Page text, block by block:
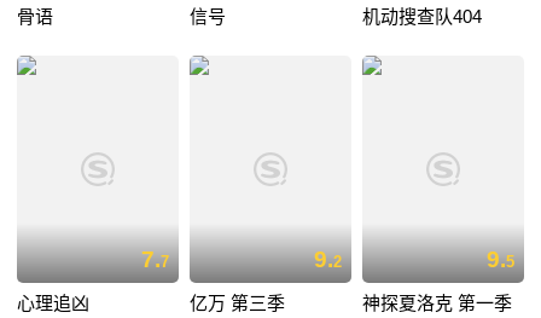
骨语 信号 机动搜查队404
7.7
心理追凶
9.2
亿万 第三季
9.5
神探夏洛克 第一季